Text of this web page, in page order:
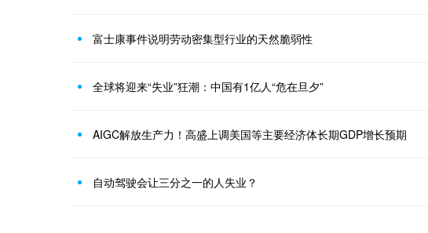
富士康事件说明劳动密集型行业的天然脆弱性
全球将迎来“失业”狂潮：中国有1亿人“危在旦夕”
AIGC解放生产力！高盛上调美国等主要经济体长期GDP增长预期
自动驾驶会让三分之一的人失业？